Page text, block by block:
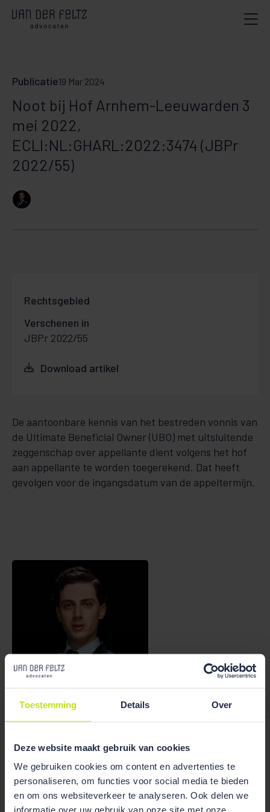
Toestemming Details Over
Deze website maakt gebruik van cookies
We gebruiken cookies om content en advertenties te
personaliseren, om functies voor social media te bieden
en om ons websiteverkeer te analyseren. Ook delen we
informatie over uw gebruik van onze site met onze
Publicatie19 Mar 2024
Noot bij Hof Arnhem-Leeuwarden 3
mei 2022,
ECLI:NL:GHARL:2022:3474 (JBPr
2022/55)
Rechtsgebied
Verschenen in
JBPr 2022/55
Download artikel
De aantoonbare kennis van het bestreden vonnis van
de Ultimate Beneficial Owner (UBO) met uitsluitende
zeggenschap over appellante dient volgens het hof
aan appellante te worden toegerekend. Dat heeft
gevolgen voor de ingangsdatum van de appeltermijn.
Bekijk team